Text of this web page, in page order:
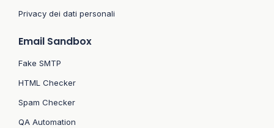
Privacy dei dati personali
Email Sandbox
Fake SMTP
HTML Checker
Spam Checker
QA Automation